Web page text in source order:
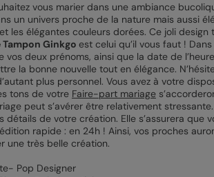
vous marier dans une ambiance
un univers proche de la nature mais aussi
les élégantes couleurs dorées. Ce joli
Tampon Ginkgo est celui qu’il vous faut !
vos deux prénoms, ainsi que la date de
la bonne nouvelle tout en élégance.
plus personnel. Vous avez à votre
tons de votre Faire-part mariage
peut s’avérer être relativement
détails de votre création. Elle s’assurera que
rapide : en 24h ! Ainsi, vos proches
une très belle création.
Pop Designer